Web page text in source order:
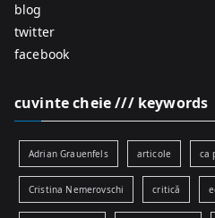
blog
twitter
facebook
cuvinte cheie /// keywords
Adrian Grauenfels articole ca
Cristina Nemerovschi critică